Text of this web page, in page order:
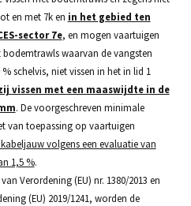
en met 7k en in het gebied ten
sector 7e, en mogen vaartuigen
bodemtrawls waarvan de vangsten
schelvis, niet vissen in het in lid 1
vissen met een maaswijdte in de
. De voorgeschreven minimale
van toepassing op vaartuigen
volgens een evaluatie van
1,5 %.
Verordening (EU) nr. 1380/2013 en
(EU) 2019/1241, worden de